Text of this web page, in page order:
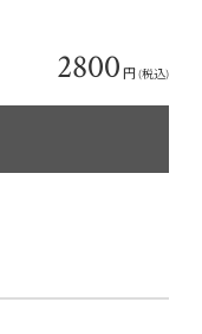
2800 円(税込)